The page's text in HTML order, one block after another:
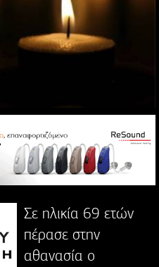
Σε ηλικία 69 ετών
πέρασε στην
αθανασία ο